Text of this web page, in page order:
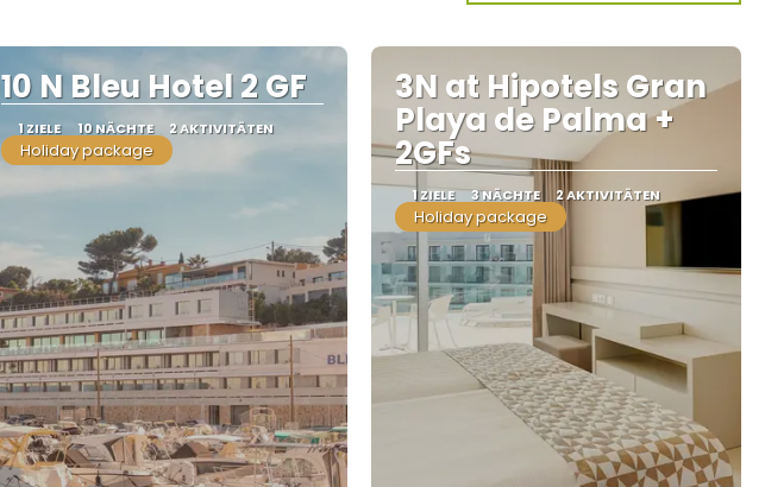
10 N Bleu Hotel 2 GF
1 ZIELE 10 NÄCHTE 2 AKTIVITÄTEN
Holiday package
3N at Hipotels Gran
Playa de Palma +
2GFs
1 ZIELE 3 NÄCHTE 2 AKTIVITÄTEN
Holiday package